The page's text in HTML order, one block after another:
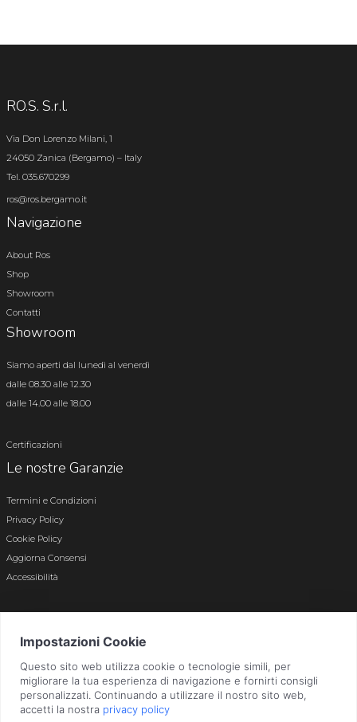
RO.S. S.r.l.
Via Don Lorenzo Milani, 1
24050 Zanica (Bergamo) – Italy
Tel. 035.670299
ros@ros.bergamo.it
Navigazione
About Ros
Shop
Showroom
Contatti
Showroom
Siamo aperti dal lunedì al venerdì
dalle 08.30 alle 12.30
dalle 14.00 alle 18.00
Certificazioni
Le nostre Garanzie
Termini e Condizioni
Privacy Policy
Cookie Policy
Aggiorna Consensi
Accessibilità
Bergamo n. 01496180165 · Capitale Sociale i.v. € 800.000,00